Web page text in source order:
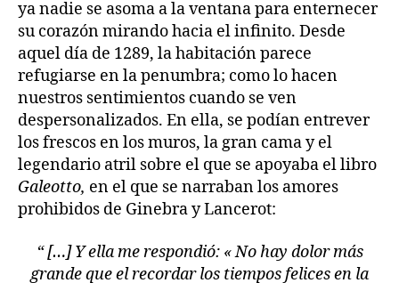
ya nadie se asoma a la ventana para enternecer
su corazón mirando hacia el infinito. Desde
aquel día de 1289, la habitación parece
refugiarse en la penumbra; como lo hacen
nuestros sentimientos cuando se ven
despersonalizados. En ella, se podían entrever
los frescos en los muros, la gran cama y el
legendario atril sobre el que se apoyaba el libro
Galeotto, en el que se narraban los amores
prohibidos de Ginebra y Lancerot:
“ […] Y ella me respondió: « No hay dolor más
grande que el recordar los tiempos felices en la